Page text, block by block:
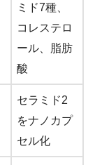
ミド7種、
コレステロ
ール、脂肪
酸
セラミド2
をナノカプ
セル化